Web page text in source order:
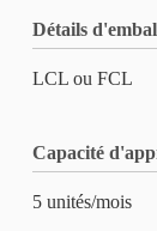
Détails
LCL ou FCL
Capacité
5 unités/mois